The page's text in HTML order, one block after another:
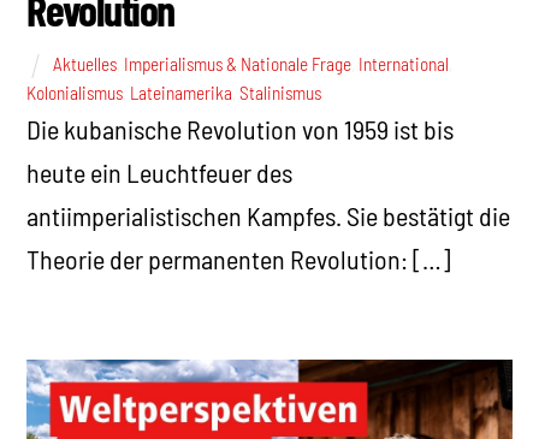
Aktuelles Imperialismus & Nationale Frage International
Kolonialismus Lateinamerika ,Stalinismus
Die kubanische Revolution von 1959 ist bis
heute ein Leuchtfeuer des
antiimperialistischen Kampfes. Sie bestätigt die
Theorie der permanenten Revolution: […]